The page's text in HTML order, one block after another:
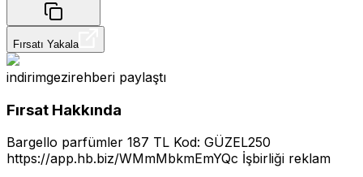
Fırsatı Yakala
indirimgezirehberi paylaştı
Fırsat Hakkında
Bargello parfümler 187 TL Kod: GÜZEL250
https://app.hb.biz/WMmMbkmEmYQc İşbirliği reklam